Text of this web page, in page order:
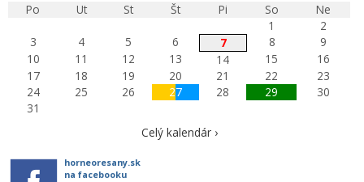
Po
Ut St Št Pi So
Ne
1
2
3
4 5 6 7 8
9
10
11 12 13 14 15
16
17
18 19 20 21 22
23
24
25 26 27 28 29
30
31
Celý kalendár ›
horneoresany.sk
na facebooku